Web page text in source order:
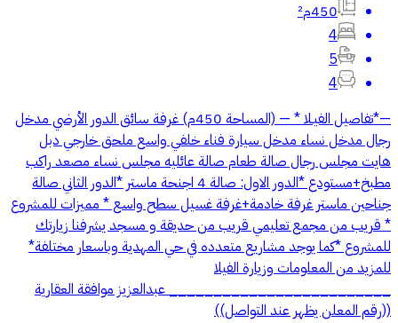
450م²
4
5
4
—*تفاصيل الفيـلا * — (المساحة 450م) غرفة سائق الدور الأرضي مدخل
رجال مدخل نساء مدخل سيارة فناء خلفي واسع ملحق خارجي دبل
هايت مجلس رجال صالة طعام صالة عائليه مجلس نساء مصعد راكب
مطبخ+مستودع *الدور الاول: صالة 4 اجنحة ماستر *الدور الثاني صالة
جناحين ماستر غرفة خادمة+غرفة غسيل سطح واسع * مميزات للمشروع
* قريب من مجمع تعليمي قريب من حديقة و مسجد يشرفنا زيارتك
للمشروع *كما يوجد مشاريع متعدده في حي المهدية وباسعار مختلفة*
للمزيد من المعلومات وزيارة الفيلا
_________________________ عبدالعزيز موافقة العقارية
((رقم المعلن يظهر عند التواصل))